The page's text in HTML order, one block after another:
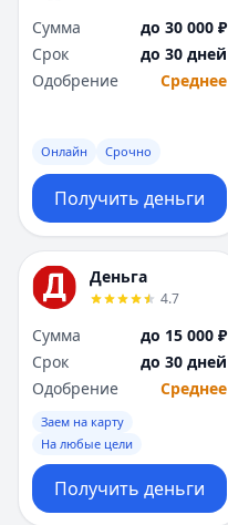
Сумма
до 30 000 ₽
Срок
до 30 дней
Одобрение
Среднее
Онлайн Срочно
Получить деньги
Деньга
4.7
Сумма
до 15 000 ₽
Срок
до 30 дней
Одобрение
Среднее
Заем на карту
На любые цели
Получить деньги